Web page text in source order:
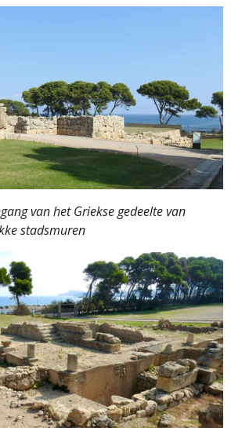
het Griekse gedeelte van
stadsmuren